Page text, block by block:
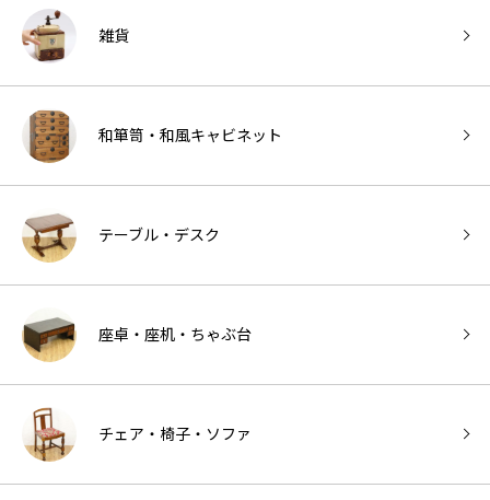
雑貨
和箪笥・和風キャビネット
テーブル・デスク
座卓・座机・ちゃぶ台
チェア・椅子・ソファ